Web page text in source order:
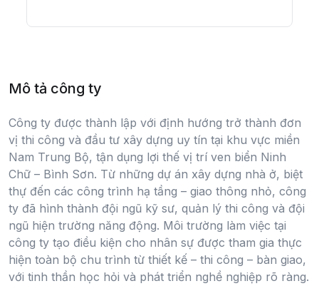
Mô tả công ty
Công ty được thành lập với định hướng trở thành đơn
vị thi công và đầu tư xây dựng uy tín tại khu vực miền
Nam Trung Bộ, tận dụng lợi thế vị trí ven biển Ninh
Chữ – Bình Sơn. Từ những dự án xây dựng nhà ở, biệt
thự đến các công trình hạ tầng – giao thông nhỏ, công
ty đã hình thành đội ngũ kỹ sư, quản lý thi công và đội
ngũ hiện trường năng động. Môi trường làm việc tại
công ty tạo điều kiện cho nhân sự được tham gia thực
hiện toàn bộ chu trình từ thiết kế – thi công – bàn giao,
với tinh thần học hỏi và phát triển nghề nghiệp rõ ràng.